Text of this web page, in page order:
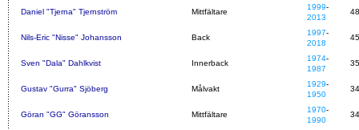
Daniel "Tjerna" Tjernström Mittfältare
1999-
2013
Nils-Eric "Nisse" Johansson Back
1997-
2018
Sven "Dala" Dahlkvist Innerback
1974-
1987
Gustav "Gurra" Sjöberg Målvakt
1929-
1950
Göran "GG" Göransson Mittfältare
1970-
1990